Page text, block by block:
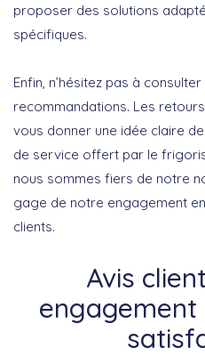
proposer des solutions
spécifiques.
Enfin, n’hésitez pas à consulter
recommandations. Les
vous donner une idée claire
de service offert par le
nous sommes fiers de notre
gage de notre engagement
clients.
Avis